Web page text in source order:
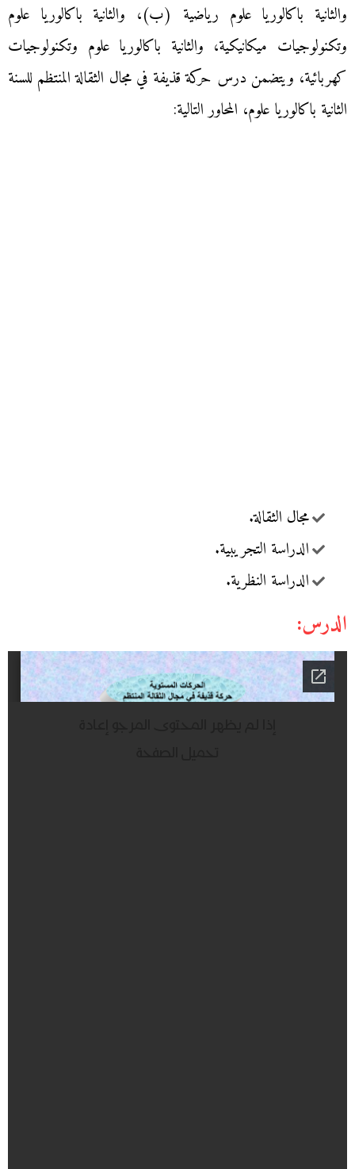
والثانية باكالوريا علوم رياضية (ب)، والثانية باكالوريا علوم
وتكنولوجيات ميكانيكية، والثانية باكالوريا علوم وتكنولوجيات
كهربائية، ويتضمن درس حركة قذيفة في مجال الثقالة المنتظم للسنة
الثانية باكالوريا علوم، المحاور التالية:
مجال الثقالة.
الدراسة التجريبية.
الدراسة النظرية.
الدرس: